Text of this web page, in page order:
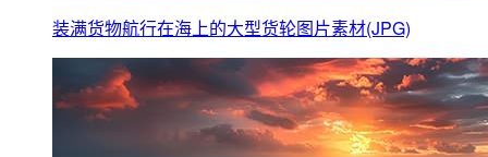
装满货物航行在海上的大型货轮图片素材(JPG)